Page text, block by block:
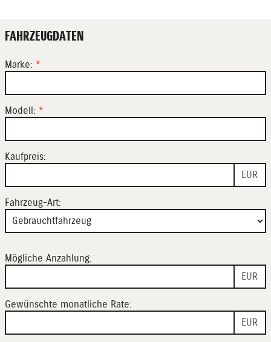
FAHRZEUGDATEN
Marke: *
Modell: *
Kaufpreis:
EUR
Fahrzeug-Art:
Mögliche Anzahlung:
EUR
Gewünschte monatliche Rate:
EUR